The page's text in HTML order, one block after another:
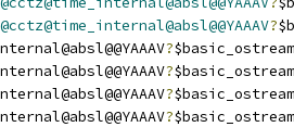
?
?
?
?
?